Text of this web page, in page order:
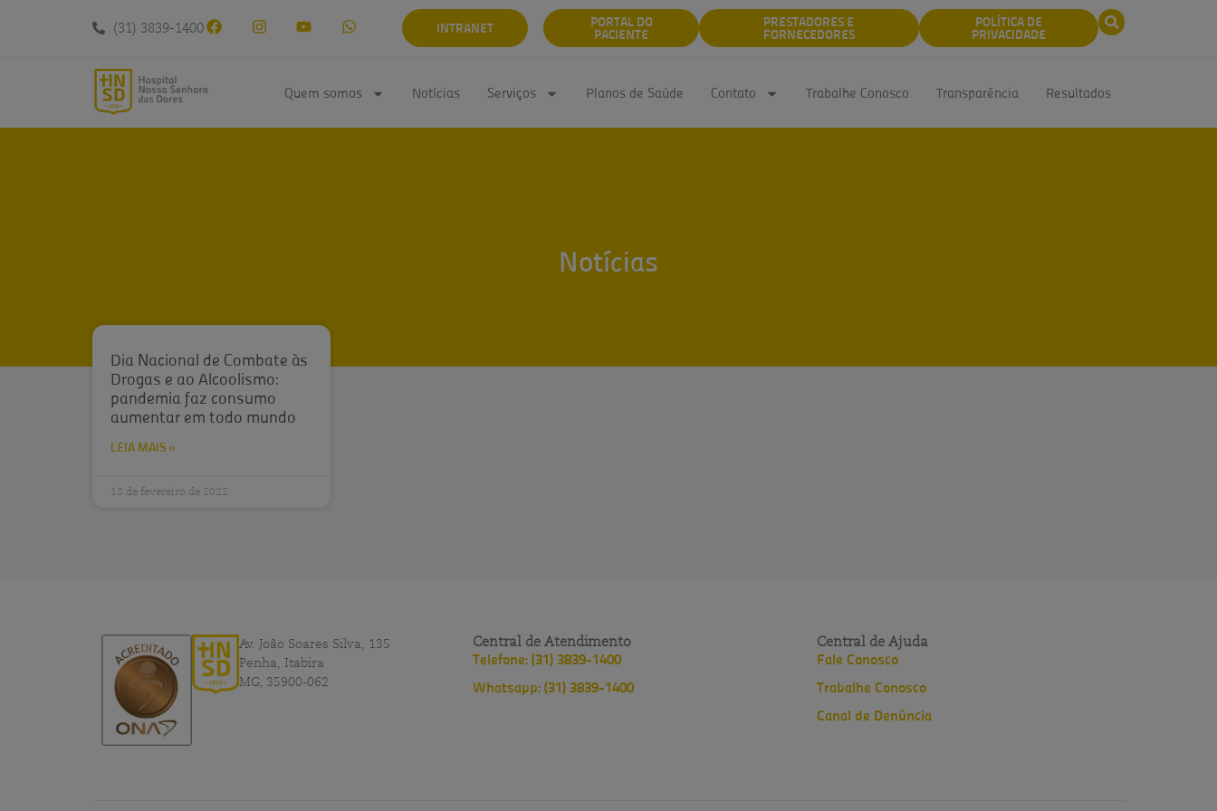
(31) 3839-1400 INTRANET PORTAL DO
PACIENTE
PRESTADORES E
FORNECEDORES
POLÍTICA DE
PRIVACIDADE
Quem somos Notícias Serviços Planos de Saúde Contato Trabalhe Conosco Transparência Resultados
Notícias
Dia Nacional de Combate às
Drogas e ao Alcoolismo:
pandemia faz consumo
aumentar em todo mundo
LEIA MAIS »
18 de fevereiro de 2022
Av. João Soares Silva, 135
Penha, Itabira
MG, 35900-062
Central de Atendimento
Telefone: (31) 3839-1400
Whatsapp: (31) 3839-1400
Central de Ajuda
Fale Conosco
Trabalhe Conosco
Canal de Denúncia